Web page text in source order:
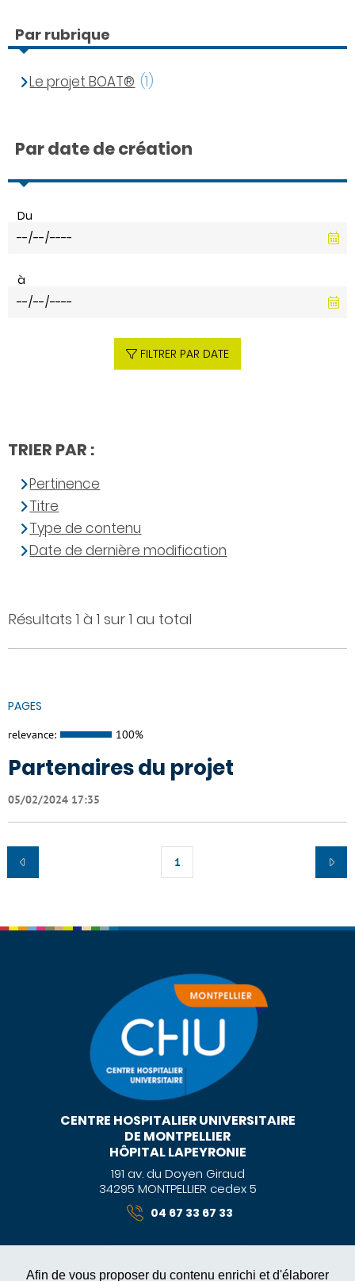
Afin de vous proposer du contenu enrichi et d'élaborer
Résultats 1 à 1 sur 1 au total
PAGES
relevance: 100%
Partenaires du projet
05/02/2024 17:35
1
Par rubrique
Le projet BOAT® (1)
Par date de création
Du
à
FILTRER PAR DATE
TRIER PAR :
Pertinence
Titre
Type de contenu
Date de dernière modification
CENTRE HOSPITALIER UNIVERSITAIRE
DE MONTPELLIER
HÔPITAL LAPEYRONIE
191 av. du Doyen Giraud
34295 MONTPELLIER cedex 5
04 67 33 67 33